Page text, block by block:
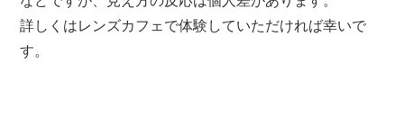
詳しくはレンズカフェで体験していただければ幸いで
す。